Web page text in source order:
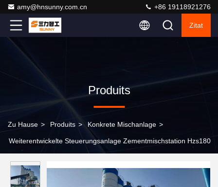
amy@hnsunny.com.cn +86 19118921276
Zitat
Produits
Zu Hause > Produits > Konkrete Mischanlage >
Weiterentwickelte Steuerungsanlage Zementmischstation Hzs180